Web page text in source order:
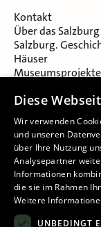
Kontakt
Über das
Salzburg.
Häuser
Museumsprojekte
Museumsverein
Impressum
Diese
Wir verwenden
und unseren
über Ihre Nutzung
Analysepartner
Informationen
die sie im Rahmen
Weitere
UNBEDINGT